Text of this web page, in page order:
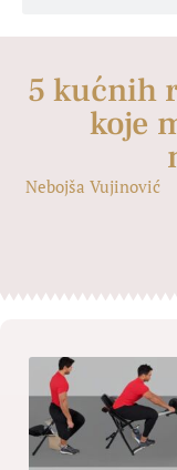
5 kućnih
koje
Nebojša Vujinović